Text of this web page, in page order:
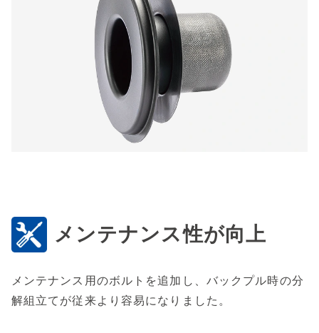
メンテナンス性が向上
メンテナンス用のボルトを追加し、バックプル時の分
解組立てが従来より容易になりました。